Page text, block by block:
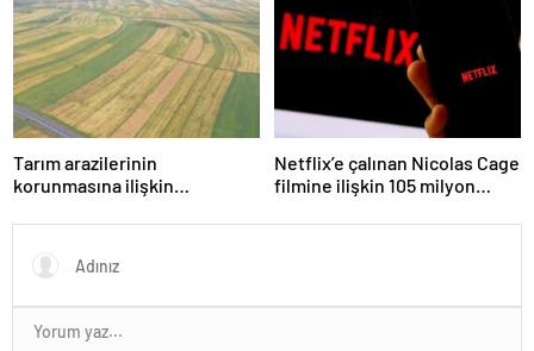
Tarım arazilerinin
korunmasına ilişkin
Netflix’e çalınan Nicolas Cage
filmine ilişkin 105 milyon